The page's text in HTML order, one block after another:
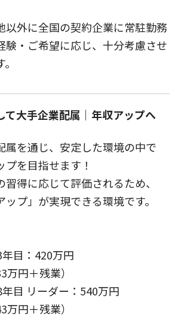
外に全国の契約企業に常駐勤務
・ご希望に応じ、十分考慮させ
て大手企業配属｜年収アップへ
属を通じ、安定した環境の中で
を目指せます！
得に応じて評価されるため、
ップ」が実現できる環境です。
目：420万円
万円＋残業）
目 リーダー：540万円
万円＋残業）